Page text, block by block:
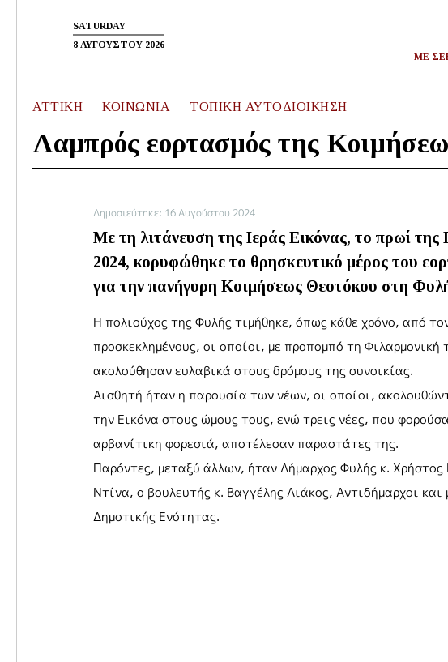
SATURDAY
8 ΑΥΓΟΥΣΤΟΥ 2026
ΜΕ
ΑΤΤΙΚΗ ΚΟΙΝΩΝΙΑ ΤΟΠΙΚΗ ΑΥΤΟΔΙΟΙΚΗΣΗ
Λαμπρός εορτασμός της
Δημοσιεύτηκε: 16 Αυγούστου 2024
Με τη λιτάνευση της Ιεράς Εικόνας, το πρωί
2024, κορυφώθηκε το θρησκευτικό μέρος του
για την πανήγυρη Κοιμήσεως Θεοτόκου στη
Η πολιούχος της Φυλής τιμήθηκε, όπως κάθε χρόνο, από
προσκεκλημένους, οι οποίοι, με προπομπό τη
ακολούθησαν ευλαβικά στους δρόμους της συνοικίας.
Αισθητή ήταν η παρουσία των νέων, οι οποίοι,
την Εικόνα στους ώμους τους, ενώ τρεις νέες, που
αρβανίτικη φορεσιά, αποτέλεσαν παραστάτες της.
Παρόντες, μεταξύ άλλων, ήταν Δήμαρχος Φυλής κ.
Ντίνα, ο βουλευτής κ. Βαγγέλης Λιάκος, Αντιδήμαρχοι και
Δημοτικής Ενότητας.